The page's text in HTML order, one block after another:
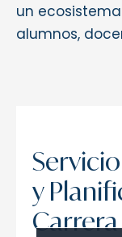
un
alumnos,
y